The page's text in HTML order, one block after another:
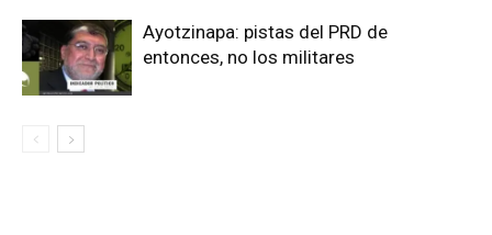
Ayotzinapa: pistas del PRD de
entonces, no los militares